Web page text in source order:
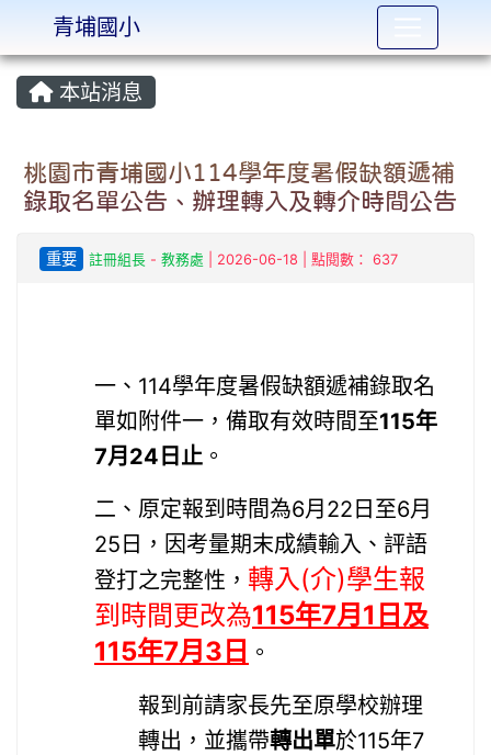
:::
本站消息
桃園市青埔國小114學年度暑假缺額遞補
錄取名單公告、辦理轉入及轉介時間公告
重要 註冊組長- 教務處 | 2026-06-18 | 點閱數： 637
一、114學年度暑假缺額遞補錄取名
單如附件一，備取有效時間至115年
7月24 日止 。
二、原定報到時間為6月22日至6月
25日，因考量期末成績輸入、評語
登打之完整性， 轉入(介)學生報
到時間更改為115年7月1日及
115年7月3日 。
報到前請家長先至原學校辦理
轉出，並攜帶轉出單於115年7
青埔國小